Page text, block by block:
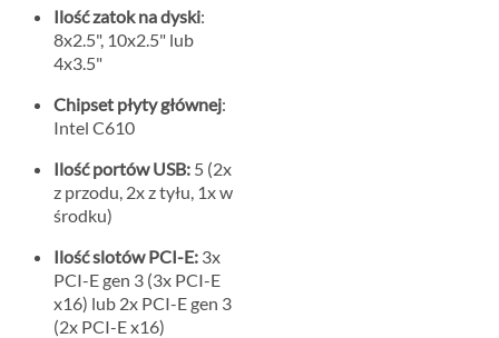
Ilość zatok na dyski:
8x2.5", 10x2.5" lub
4x3.5"
Chipset płyty głównej:
Intel C610
Ilość portów USB: 5 (2x
z przodu, 2x z tyłu, 1x w
środku)
Ilość slotów PCI-E: 3x
PCI-E gen 3 (3x PCI-E
x16) lub 2x PCI-E gen 3
(2x PCI-E x16)